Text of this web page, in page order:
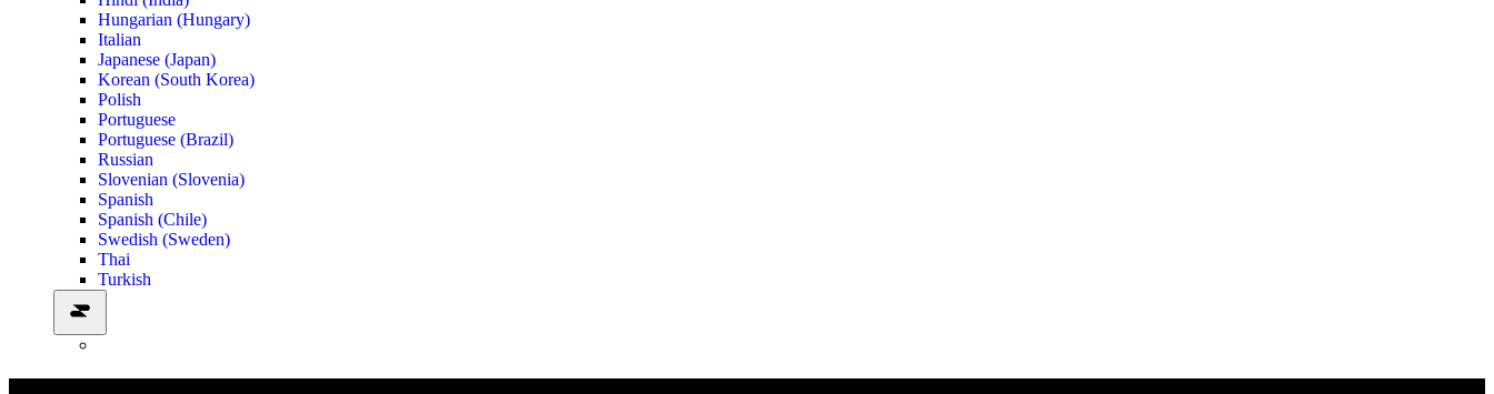
Hungarian (Hungary)
Italian
Japanese (Japan)
Korean (South Korea)
Polish
Portuguese
Portuguese (Brazil)
Russian
Slovenian (Slovenia)
Spanish
Spanish (Chile)
Swedish (Sweden)
Thai
Turkish